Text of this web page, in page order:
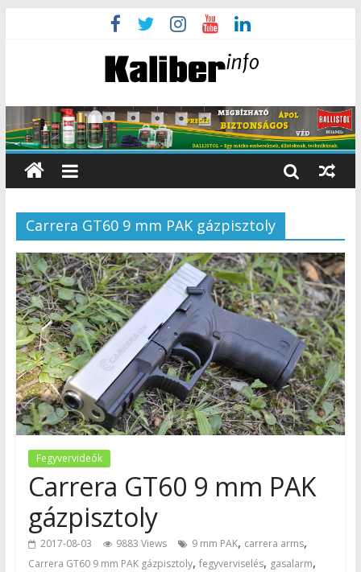
Carrera GT60 9 mm PAK gázpisztoly
Fegyvervideók
Carrera GT60 9 mm PAK
gázpisztoly
2017-08-03 9883 Views 9 mm PAK, carrera arms,
Carrera GT60 9 mm PAK gázpisztoly, fegyverviselés, gasalarm,